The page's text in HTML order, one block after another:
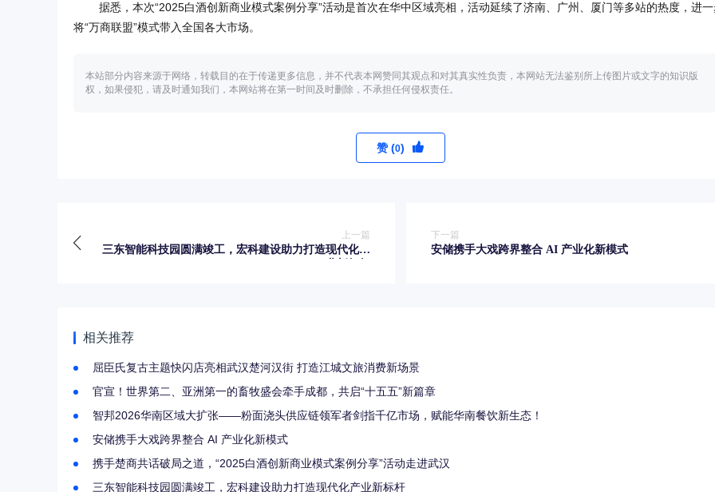
据悉，本次“2025白酒创新商业模式案例分享”活动是首次在华中区域亮相，活动延续了济南、广州、厦门等多站的热度，进
将“万商联盟”模式带入全国各大市场。
本站部分内容来源于网络，转载目的在于传递更多信息，并不代表本网赞同其观点和对其真实性负责，本网站无法鉴别所上传图片或文字的知识版
权，如果侵犯，请及时通知我们，本网站将在第一时间及时删除，不承担任何侵权责任。
赞 (0)
上一篇
三东智能科技园圆满竣工，宏科建设助力打造现代化产
下一篇
安储携手大戏跨界整合 AI 产业化新模式
相关推荐
屈臣氏复古主题快闪店亮相武汉楚河汉街 打造江城文旅消费新场景
官宣！世界第二、亚洲第一的畜牧盛会牵手成都，共启“十五五”新篇章
智邦2026华南区域大扩张——粉面浇头供应链领军者剑指千亿市场，赋能华南餐饮新生态！
安储携手大戏跨界整合 AI 产业化新模式
携手楚商共话破局之道，“2025白酒创新商业模式案例分享”活动走进武汉
三东智能科技园圆满竣工，宏科建设助力打造现代化产业新标杆